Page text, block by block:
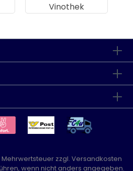
Vinothek
Mehrwertsteuer zzgl. Versandkosten
wenn nicht anders angegeben.